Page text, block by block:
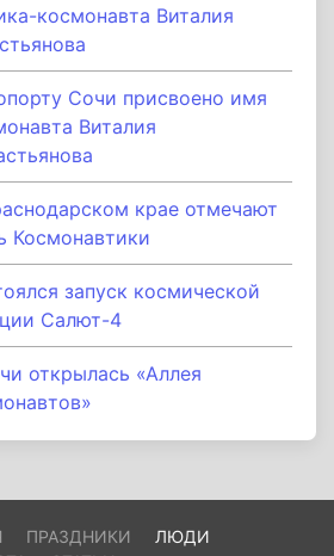
космонавта Виталия
Сочи присвоено имя
Виталия
крае отмечают
Космонавтики
запуск космической
Салют-4
открылась «Аллея
ПРАЗДНИКИ
ЛЮДИ